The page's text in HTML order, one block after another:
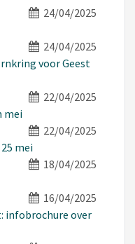
24/04/2025
24/04/2025
voor Geest
22/04/2025
mei
22/04/2025
mei
18/04/2025
16/04/2025
infobrochure over